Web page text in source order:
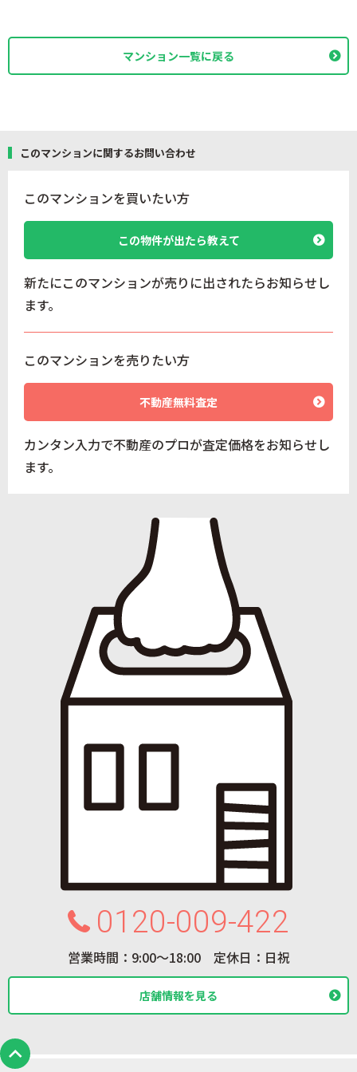
マンション一覧に戻る
このマンションに関するお問い合わせ
このマンションを買いたい方
この物件が出たら教えて
新たにこのマンションが売りに出されたらお知らせし
ます。
このマンションを売りたい方
不動産無料査定
カンタン入力で不動産のプロが査定価格をお知らせし
ます。
0120-009-422
営業時間：9:00〜18:00 定休日：日祝
店舗情報を見る